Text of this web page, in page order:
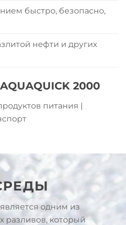
быстро, безопасно,
нефти и других
2000
питания |
одним из
разливов, который